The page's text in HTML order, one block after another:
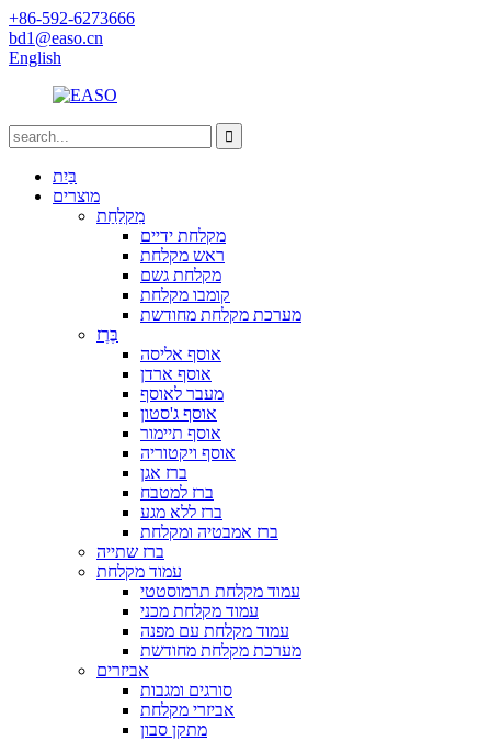
+86-592-6273666
bd1@easo.cn
English
בַּיִת
מוצרים
מִקלַחַת
מקלחת ידיים
ראש מקלחת
מקלחת גשם
קומבו מקלחת
מערכת מקלחת מחודשת
בֶּרֶז
אוסף אליסה
אוסף ארדן
מעבר לאוסף
אוסף ג'סטון
אוסף תיימור
אוסף ויקטוריה
ברז אגן
ברז למטבח
ברז ללא מגע
ברז אמבטיה ומקלחת
ברז שתייה
עמוד מקלחת
עמוד מקלחת תרמוסטטי
עמוד מקלחת מכני
עמוד מקלחת עם מפנה
מערכת מקלחת מחודשת
אביזרים
סורגים ומגבות
אביזרי מקלחת
מתקן סבון